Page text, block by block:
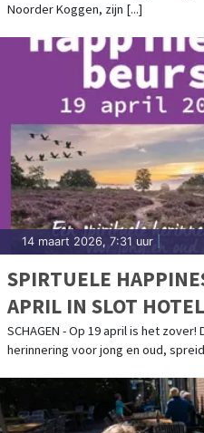
Noorder Koggen, zijn [...]
14 maart 2026, 7:31 uur
SPIRTUELE
APRIL IN SLOT
SCHAGEN - Op 19 april is het
herinnering voor jong en oud,